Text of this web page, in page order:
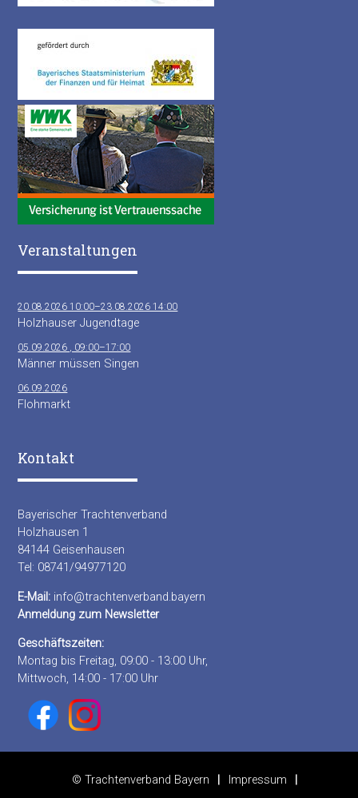
Veranstaltungen
20.08.2026 10:00–23.08.2026 14:00
Holzhauser Jugendtage
05.09.2026 , 09:00–17:00
Männer müssen Singen
06.09.2026
Flohmarkt
Kontakt
Bayerischer Trachtenverband
Holzhausen 1
84144 Geisenhausen
Tel: 08741/94977120
E-Mail: info@trachtenverband.bayern
Anmeldung zum Newsletter
Geschäftszeiten:
Montag bis Freitag, 09:00 - 13:00 Uhr,
Mittwoch, 14:00 - 17:00 Uhr
© Trachtenverband Bayern Impressum